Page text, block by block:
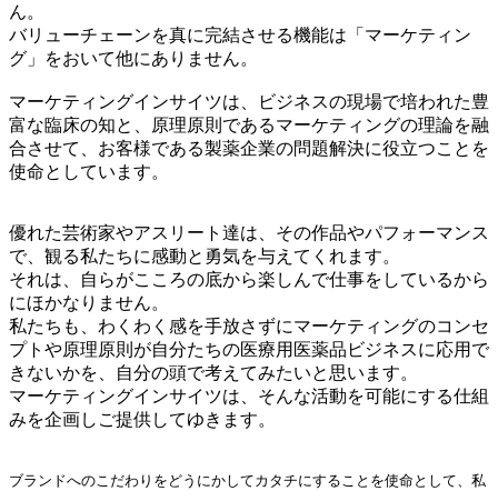
ん。
バリューチェーンを真に完結させる機能は「マーケティン
グ」をおいて他にありません。
マーケティングインサイツは、ビジネスの現場で培われた豊
富な臨床の知と、原理原則であるマーケティングの理論を融
合させて、お客様である製薬企業の問題解決に役立つことを
使命としています。
優れた芸術家やアスリート達は、その作品やパフォーマンス
で、観る私たちに感動と勇気を与えてくれます。
それは、自らがこころの底から楽しんで仕事をしているから
にほかなりません。
私たちも、わくわく感を手放さずにマーケティングのコンセ
プトや原理原則が自分たちの医療用医薬品ビジネスに応用で
きないかを、自分の頭で考えてみたいと思います。
マーケティングインサイツは、そんな活動を可能にする仕組
みを企画しご提供してゆきます。
ブランドへのこだわりをどうにかしてカタチにすることを使命として、私